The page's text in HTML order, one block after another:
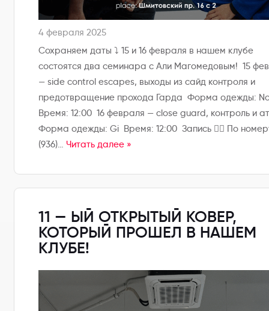
4 февраля 2025
Сохраняем даты ⤵️ 15 и 16 февраля в нашем клубе
состоятся два семинара с Али Магомедовым! 15
— side control escapes, выходы из сайд контроля и
предотвращение прохода Гарда Форма одежды:
Время: 12:00 16 февраля — close guard, контроль и
Форма одежды: Gi Время: 12:00 Запись 👇🏼 По
(936)… Читать далее »
11 — ЫЙ ОТКРЫТЫЙ КОВЕР,
КОТОРЫЙ ПРОШЕЛ В НАШЕМ
КЛУБЕ!